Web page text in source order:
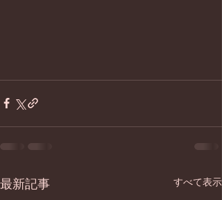
最新記事 すべて表示